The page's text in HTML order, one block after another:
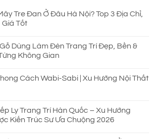
Tre Đan Ở Đâu Hà Nội? Top 3 Địa Chỉ,
Tốt
Dùng Làm Đèn Trang Trí Đẹp, Bền &
Không Gian
Cách Wabi-Sabi | Xu Hướng Nội Thất
Ly Trang Trí Hàn Quốc – Xu Hướng
Kiến Trúc Sư Ưa Chuộng 2026